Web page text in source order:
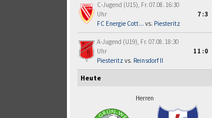
C-Jugend (U15), Fr. 07.08. 16:30
Uhr
FC Energie Cott... vs. Piesteritz
7:3
A-Jugend (U19), Fr. 07.08. 18:30
Uhr
Piesteritz vs. Reinsdorf II
11:0
Heute
Herren